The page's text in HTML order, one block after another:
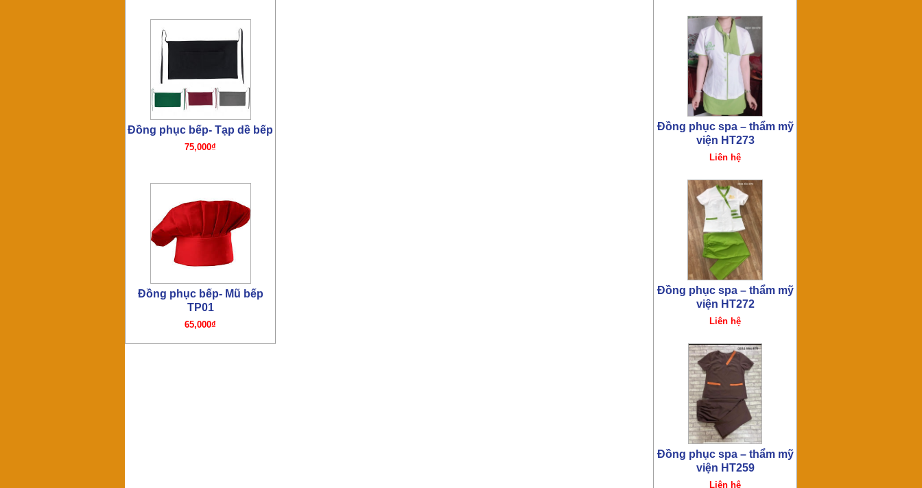
Đồng phục bếp – Áo bếp
TP01
Đồng phục bếp- Mũ bếp TP4
65,000₫
Đồng phục spa – thẩm mỹ
viện HT259
Liên hệ
Đồng phục spa – thẩm mỹ
viện HT255
Liên hệ
Đồng phục spa – thẩm mỹ
viện HT253
Liên hệ